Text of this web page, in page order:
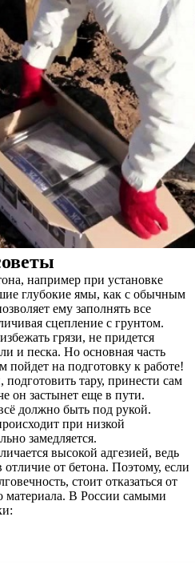
например при установке
глубокие ямы, как с обычным
ему заполнять все
сцепление с грунтом.
грязи, не придется
и песка. Но основная часть
пойдет на подготовку к работе!
тару, принести сам
он застынет еще в пути.
должно быть под рукой.
при низкой
замедляется.
высокой адгезией, ведь
отличие от бетона. Поэтому, если
стоит отказаться от
материала. В России самыми